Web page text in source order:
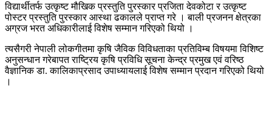
विद्यार्थीतर्फ उत्कृष्ट मौखिक प्रस्तुति पुरस्कार प्रजिता देवकोटा र उत्कृष्ट
पोस्टर प्रस्तुति पुरस्कार आस्था ढकालले प्राप्त गरे । बाली प्रजनन क्षेत्रका
अग्रज भरत अधिकारीलाई विशेष सम्मान गरिएको थियो ।
त्यसैगरी नेपाली लोकगीतमा कृषि जैविक विविधताका प्रतिविम्ब विषयमा विशिष्ट
अनुसन्धान गरेबापत राष्ट्रिय कृषि प्रविधि सूचना केन्द्र प्रमुख एवं वरिष्ठ
वैज्ञानिक डा. कालिकाप्रसाद उपाध्यायलाई विशेष सम्मान प्रदान गरिएको थियो
।